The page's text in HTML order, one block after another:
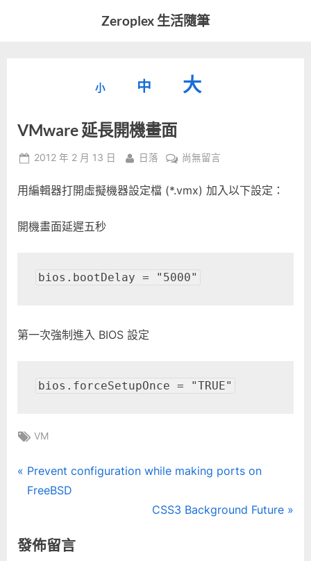
Zeroplex 生活隨筆
發
活
事
小
型
小。
中
重
字
型
大
字
型
VMware 延長開機畫面
Posted
2012 年 2 月 13 日 By
日落
在
延
中
尚無留言
用編輯器打開虛擬機器設定檔 (*.vmx) 加入以下設定：
開機畫面延遲五秒
bios.bootDelay = "5000"
第一次強制進入 BIOS 設定
bios.forceSetupOnce = "TRUE"
Tags:
VM
文
導
P
r
i
Prevent configuration while making ports on
FreeBSD
N
CSS3 Background Future
發佈留言